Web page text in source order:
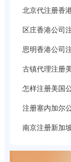
北京代注册香
区庄香港公司
思明香港公司
古镇代理注册
怎样注册美国
注册塞内加尔
南京注册新加